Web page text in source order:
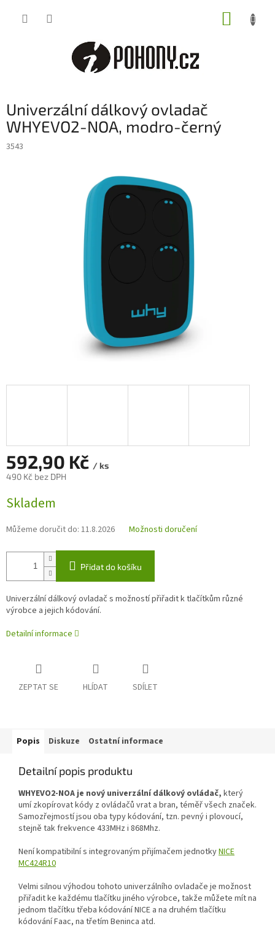
Univerzální dálkový ovladač
WHYEVO2-NOA, modro-černý
3543
592,90 Kč / ks
490 Kč bez DPH
cena:
Skladem
Můžeme doručit do: 11.8.2026 Možnosti doručení
Přidat do košíku
Univerzální dálkový ovladač s možností přiřadit k tlačítkům různé
výrobce a jejich kódování.
Detailní informace
ZEPTAT SE HLÍDAT SDÍLET
Popis Diskuze Ostatní informace
Detailní popis produktu
WHYEVO2-NOA je nový univerzální dálkový ovládač, který
umí zkopírovat kódy z ovládačů vrat a bran, téměř všech značek.
Samozřejmostí jsou oba typy kódování, tzn. pevný i plovoucí,
stejně tak frekvence 433MHz i 868Mhz.
Není kompatibilní s integrovaným přijímačem jednotkyNICE
MC424R10
Velmi silnou výhodou tohoto univerzálního ovladače je možnost
přiřadit ke každému tlačítku jiného výrobce, takže můžete mít na
jednom tlačítku třeba kódování NICE a na druhém tlačítku
kódování Faac, na třetím Beninca atd.